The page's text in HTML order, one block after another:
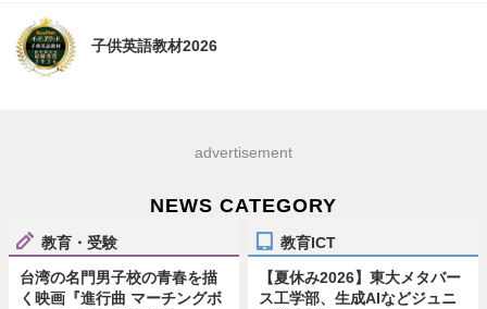
子供英語教材2026
advertisement
NEWS CATEGORY
教育・受験
台湾の名門男子校の青春を描
く映画『進行曲 マーチングボ
教育ICT
【夏休み2026】東大メタバー
ス工学部、生成AIなどジュニ